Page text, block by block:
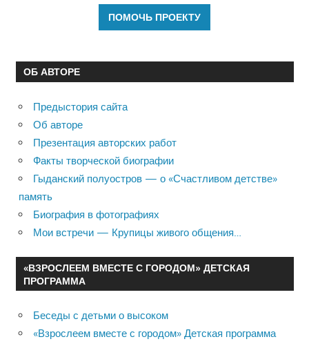
ОБ АВТОРЕ
Предыстория сайта
Об авторе
Презентация авторских работ
Факты творческой биографии
Гыданский полуостров — о «Счастливом детстве»
память
Биография в фотографиях
Мои встречи — Крупицы живого общения…
«ВЗРОСЛЕЕМ ВМЕСТЕ С ГОРОДОМ» ДЕТСКАЯ
ПРОГРАММА
Беседы с детьми о высоком
«Взрослеем вместе с городом» Детская программа